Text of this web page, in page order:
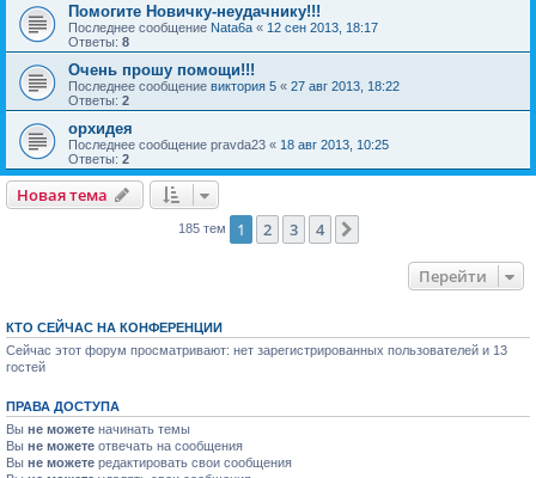
Помогите Новичку-неудачнику!!!
Последнее сообщение Nata6a « 12 сен 2013, 18:17
Ответы: 8
Очень прошу помощи!!!
Последнее сообщение виктория 5 « 27 авг 2013, 18:22
Ответы: 2
орхидея
Последнее сообщение pravda23 « 18 авг 2013, 10:25
Ответы: 2
Новая тема
185 тем 1 2 3 4
Перейти
КТО СЕЙЧАС НА КОНФЕРЕНЦИИ
Сейчас этот форум просматривают: нет зарегистрированных пользователей и 13
гостей
ПРАВА ДОСТУПА
Вы не можете начинать темы
Вы не можете отвечать на сообщения
Вы не можете редактировать свои сообщения